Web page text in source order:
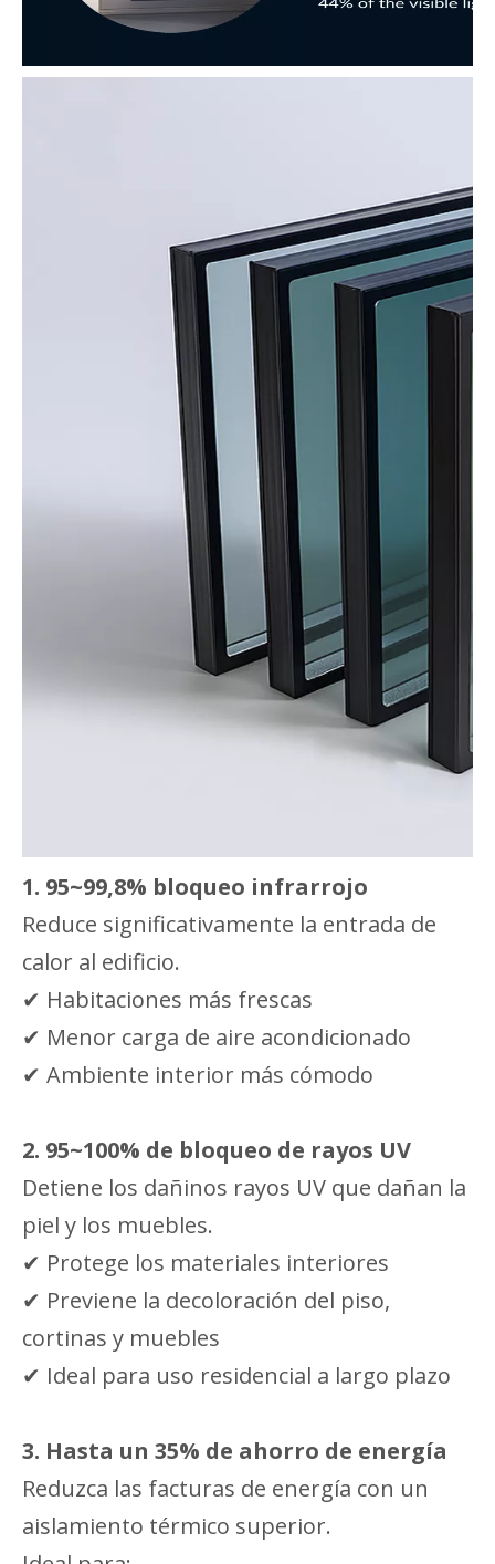
1. 95~99,8% bloqueo infrarrojo
Reduce significativamente la entrada de
calor al edificio.
✔ Habitaciones más frescas
✔ Menor carga de aire acondicionado
✔ Ambiente interior más cómodo
2. 95~100% de bloqueo de rayos UV
Detiene los dañinos rayos UV que dañan la
piel y los muebles.
✔ Protege los materiales interiores
✔ Previene la decoloración del piso,
cortinas y muebles
✔ Ideal para uso residencial a largo plazo
3. Hasta un 35% de ahorro de energía
Reduzca las facturas de energía con un
aislamiento térmico superior.